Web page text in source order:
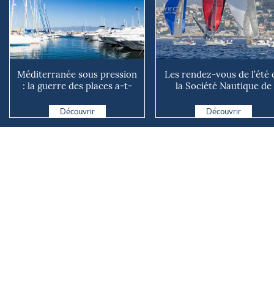
Méditerranée sous pression
: la guerre des places a-t-
Découvrir
Les rendez-vous de l’été
la Société Nautique de
Découvrir